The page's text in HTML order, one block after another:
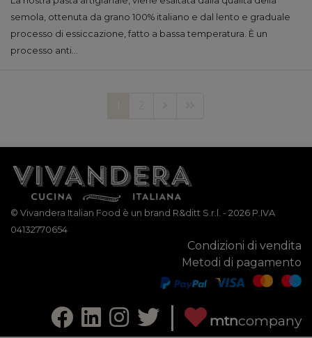
semola, ottenuta da grano 100% italiano e dal lento e graduale
processo di essiccazione, fatto a bassa temperatura. È un
processo anti...
© Vivandera Italian Food è un brand R&ditt S.r.l. - 2026 P.IVA
04132770654
Condizioni di vendita
Metodi di pagamento
| mtncompany